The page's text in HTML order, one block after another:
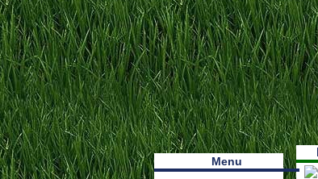
Наши партнеры
лучшие займы
Menu